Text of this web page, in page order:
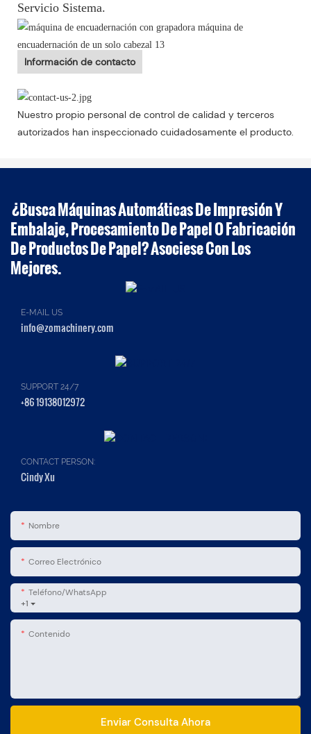
Servicio Sistema.
Información de contacto
Nuestro propio personal de control de calidad y terceros
autorizados han inspeccionado cuidadosamente el producto.
¿Busca Máquinas Automáticas De Impresión Y
Embalaje, Procesamiento De Papel O Fabricación
De Productos De Papel? Asociese Con Los
Mejores.
E-MAIL US
info@zomachinery.com
SUPPORT 24/7
+86 19138012972
CONTACT PERSON:
Cindy Xu
Nombre
Correo Electrónico
+1
Teléfono/WhatsApp
Contenido
Enviar Consulta Ahora